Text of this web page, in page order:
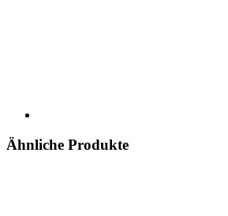
Ähnliche Produkte